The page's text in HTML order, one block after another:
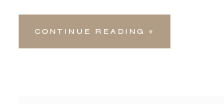
CONTINUE READING »